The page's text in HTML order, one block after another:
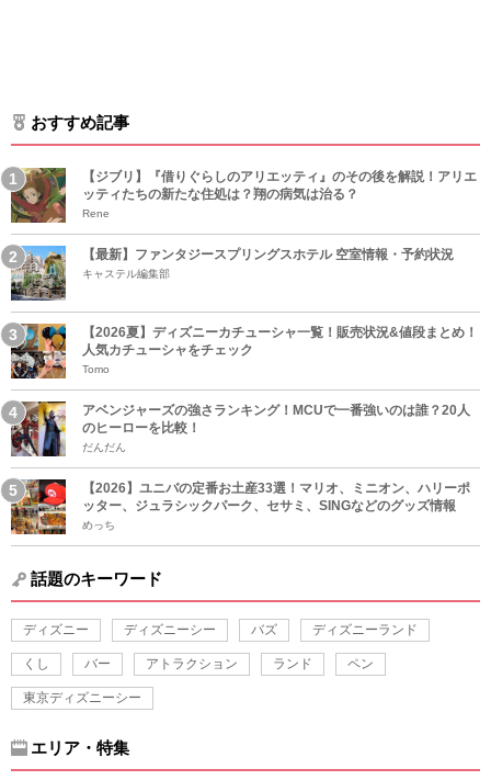
おすすめ記事
【ジブリ】『借りぐらしのアリエッティ』のその後を解説！アリエ
ッティたちの新たな住処は？翔の病気は治る？
Rene
【最新】ファンタジースプリングスホテル 空室情報・予約状況
キャステル編集部
【2026夏】ディズニーカチューシャ一覧！販売状況&値段まとめ！
人気カチューシャをチェック
Tomo
アベンジャーズの強さランキング！MCUで一番強いのは誰？20人
のヒーローを比較！
だんだん
【2026】ユニバの定番お土産33選！マリオ、ミニオン、ハリーポ
ッター、ジュラシックパーク、セサミ、SINGなどのグッズ情報
めっち
話題のキーワード
ディズニー ディズニーシー バズ ディズニーランド
くし バー アトラクション ランド ペン
東京ディズニーシー
エリア・特集